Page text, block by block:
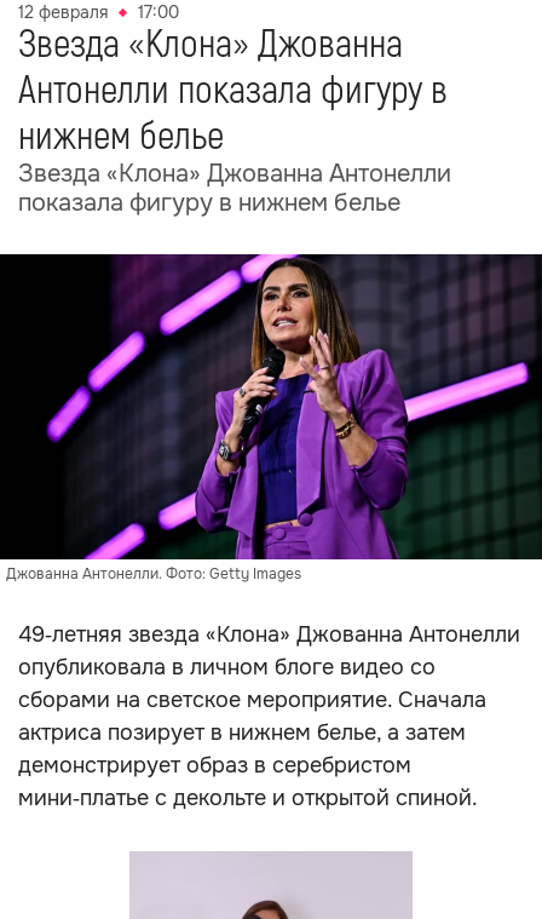
12 февраля 17:00
Звезда «Клона» Джованна
Антонелли показала фигуру в
нижнем белье
Звезда «Клона» Джованна Антонелли
показала фигуру в нижнем белье
Джованна Антонелли. Фото: Getty Images
49‑летняя звезда «Клона» Джованна Антонелли
опубликовала в личном блоге видео со
сборами на светское мероприятие. Сначала
актриса позирует в нижнем белье, а затем
демонстрирует образ в серебристом
мини‑платье с декольте и открытой спиной.